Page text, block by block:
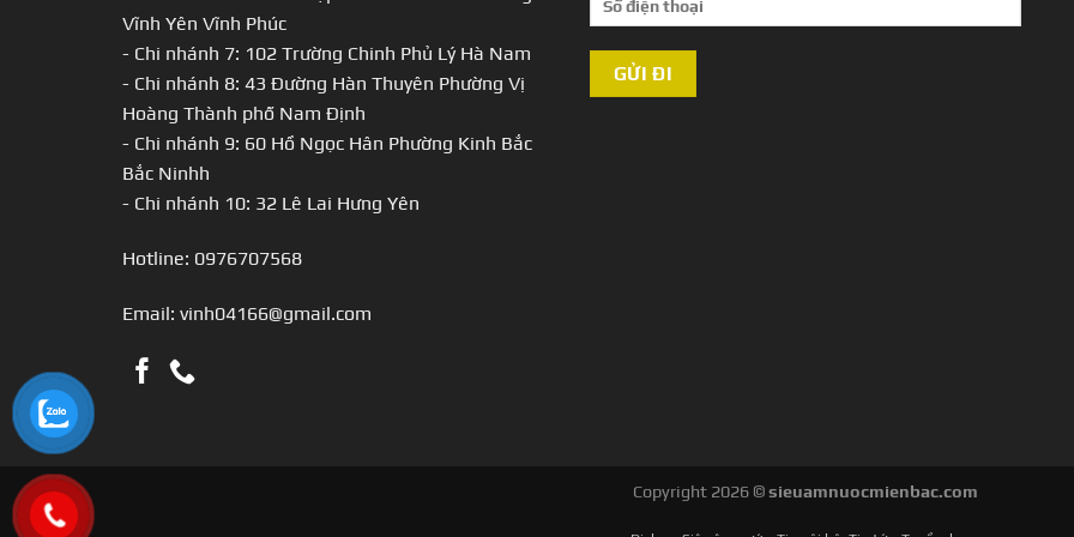
Vĩnh Yên Vĩnh Phúc
- Chi nhánh 7: 102 Trường Chinh Phủ Lý Hà Nam
- Chi nhánh 8: 43 Đường Hàn Thuyên Phường Vị
Hoàng Thành phố Nam Định
- Chi nhánh 9: 60 Hồ Ngọc Hân Phường Kinh Bắc
Bắc Ninhh
- Chi nhánh 10: 32 Lê Lai Hưng Yên
Hotline: 0976707568
Email: vinh04166@gmail.com
Copyright 2026 ©sieuamnuocmienbac.com